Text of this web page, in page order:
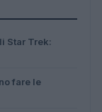
Star Trek:
fare le